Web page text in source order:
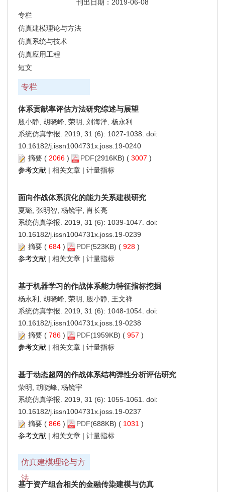
刊出日期：2019-06-08
专栏
仿真建模理论与方法
仿真系统与技术
仿真应用工程
短文
专栏
体系贡献率评估方法研究综述与展望
殷小静, 胡晓峰, 荣明, 刘海洋, 杨永利
系统仿真学报. 2019, 31 (6): 1027-1038. doi:
10.16182/j.issn1004731x.joss.19-0240
摘要 ( 2066 ) PDF(2916KB) ( 3007 )
参考文献 | 相关文章 | 计量指标
面向作战体系演化的能力关系建模研究
夏璐, 张明智, 杨镜宇, 肖长亮
系统仿真学报. 2019, 31 (6): 1039-1047. doi:
10.16182/j.issn1004731x.joss.19-0239
摘要 ( 684 ) PDF(523KB) ( 928 )
参考文献 | 相关文章 | 计量指标
基于机器学习的作战体系能力特征指标挖掘
杨永利, 胡晓峰, 荣明, 殷小静, 王文祥
系统仿真学报. 2019, 31 (6): 1048-1054. doi:
10.16182/j.issn1004731x.joss.19-0238
摘要 ( 786 ) PDF(1959KB) ( 957 )
参考文献 | 相关文章 | 计量指标
基于动态超网的作战体系结构弹性分析评估研究
荣明, 胡晓峰, 杨镜宇
系统仿真学报. 2019, 31 (6): 1055-1061. doi:
10.16182/j.issn1004731x.joss.19-0237
摘要 ( 866 ) PDF(688KB) ( 1031 )
参考文献 | 相关文章 | 计量指标
仿真建模理论与方
法
基于资产组合相关的金融传染建模与仿真